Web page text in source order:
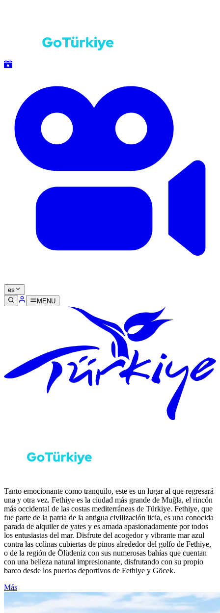
es
MENU
Tanto emocionante como tranquilo, este es un lugar al que regresará
una y otra vez. Fethiye es la ciudad más grande de Muğla, el rincón
más occidental de las costas mediterráneas de Türkiye. Fethiye, que
fue parte de la patria de la antigua civilización licia, es una conocida
parada de alquiler de yates y es amada apasionadamente por todos
los entusiastas del mar. Disfrute del acogedor y vibrante mar azul
contra las colinas cubiertas de pinos alrededor del golfo de Fethiye,
o de la región de Ölüdeniz con sus numerosas bahías que cuentan
con una belleza natural impresionante, disfrutando con su propio
barco desde los puertos deportivos de Fethiye y Göcek.
Más